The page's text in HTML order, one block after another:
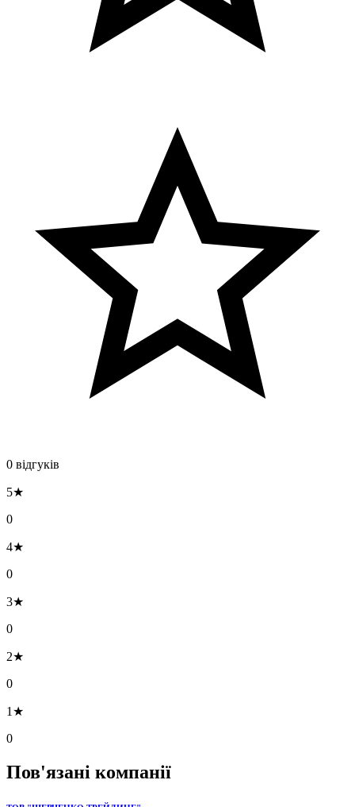
0 відгуків
5★
0
4★
0
3★
0
2★
0
1★
0
Пов'язані компанії